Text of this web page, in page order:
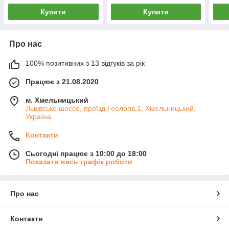
Купити Купити
Про нас
100% позитивних з 13 відгуків за рік
Працює з 21.08.2020
м. Хмельницький
Львівське шоссе, проїзд Геологів,1, Хмельницький,
Україна
Контакти
Сьогодні працює з 10:00 до 18:00
Показати весь графік роботи
Про нас
Контакти